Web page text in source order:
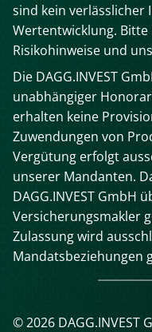
sind kein
Wertentwicklung.
Risikohinweise und
Die DAGG.INVEST
unabhängiger
erhalten keine
Zuwendungen von
Vergütung erfolgt
unserer Mandanten.
DAGG.INVEST GmbH
Versicherungsmakler
Zulassung wird
Mandatsbeziehungen
© 2026 DAGG.INVEST